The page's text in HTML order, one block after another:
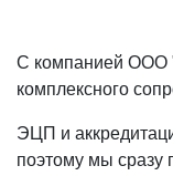
С компанией ООО
комплексного
ЭЦП и
поэтому мы сразу